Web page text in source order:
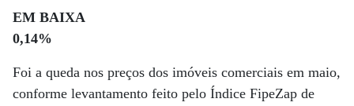
EM BAIXA
0,14%
Foi a queda nos preços dos imóveis comerciais em maio,
conforme levantamento feito pelo Índice FipeZap de